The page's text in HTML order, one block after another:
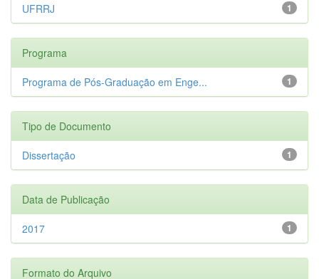
1
UFRRJ
Programa
1
Programa de Pós-Graduação em Enge...
Tipo de Documento
1
Dissertação
Data de Publicação
1
2017
Formato do Arquivo